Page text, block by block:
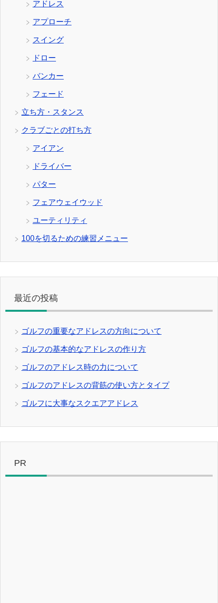
アドレス
アプローチ
スイング
ドロー
バンカー
フェード
立ち方・スタンス
クラブごとの打ち方
アイアン
ドライバー
パター
フェアウェイウッド
ユーティリティ
100を切るための練習メニュー
最近の投稿
ゴルフの重要なアドレスの方向について
ゴルフの基本的なアドレスの作り方
ゴルフのアドレス時の力について
ゴルフのアドレスの背筋の使い方とタイプ
ゴルフに大事なスクエアアドレス
PR